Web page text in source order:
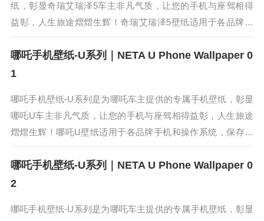
纸，彰显奇瑞艾瑞泽5车主非凡气质，让您的手机与座驾相得
益彰，人生旅途熠熠生辉！奇瑞艾瑞泽5壁纸适用于各品牌手
机和操作系统，保存高清原图在手机相册，即可直接使用。奇
瑞艾瑞泽5采用了艾瑞泽系...
哪吒手机壁纸-U系列｜NETA U Phone Wallpaper 0
1
哪吒手机壁纸-U系列是为哪吒车主提供的专属手机壁纸，彰显
哪吒U车主非凡气质，让您的手机与座驾相得益彰，人生旅途
熠熠生辉！哪吒U壁纸适用于各品牌手机和操作系统，保存高
清原图在手机相册，即可直接使用。哪吒U是哪吒汽车第二款
量产车，定位情感科技纯...
哪吒手机壁纸-U系列｜NETA U Phone Wallpaper 0
2
哪吒手机壁纸-U系列是为哪吒车主提供的专属手机壁纸，彰显